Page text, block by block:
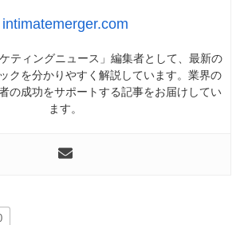
intimatemerger.com
ティングニュース」編集者として、最新の
クを分かりやすく解説しています。業界の
の成功をサポートする記事をお届けしてい
ます。